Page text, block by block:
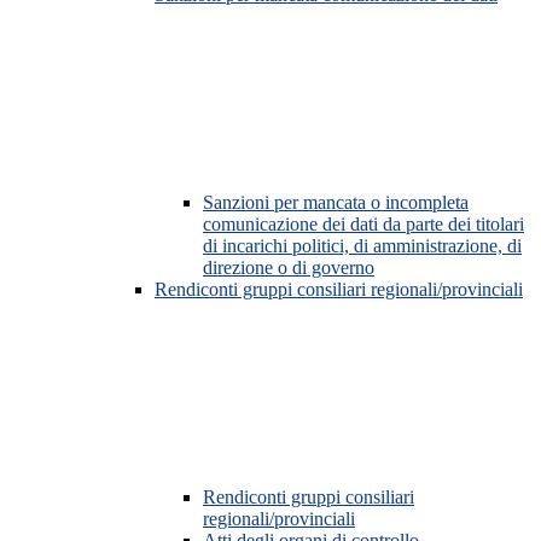
Sanzioni per mancata o incompleta
comunicazione dei dati da parte dei titolari
di incarichi politici, di amministrazione, di
direzione o di governo
Rendiconti gruppi consiliari regionali/provinciali
Rendiconti gruppi consiliari
regionali/provinciali